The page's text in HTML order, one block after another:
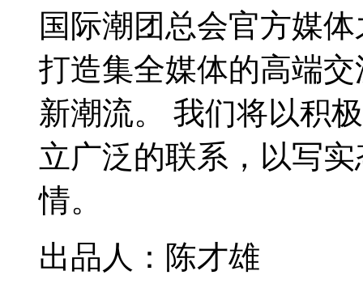
国际潮团总会官方媒
打造集全媒体的高端
新潮流。 我们将以积
立广泛的联系，以写
情。
出品人：陈才雄